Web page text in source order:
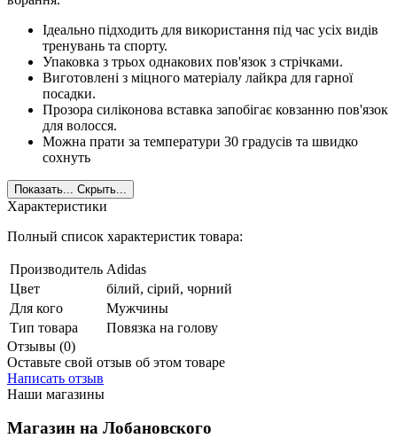
Ідеально підходить для використання під час усіх видів
тренувань та спорту.
Упаковка з трьох однакових пов'язок з стрічками.
Виготовлені з міцного матеріалу лайкра для гарної
посадки.
Прозора силіконова вставка запобігає ковзанню пов'язок
для волосся.
Можна прати за температури 30 градусів та швидко
сохнуть
Показать... Скрыть...
Характеристики
Полный список характеристик товара:
Производитель Adidas
Цвет
білий, сірий, чорний
Для кого
Мужчины
Тип товара
Повязка на голову
Отзывы (0)
Оставьте свой отзыв об этом товаре
Написать отзыв
Наши магазины
Магазин на Лобановского